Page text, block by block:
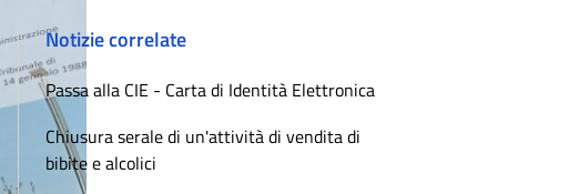
Notizie correlate
Passa alla CIE - Carta di Identità Elettronica
Chiusura serale di un'attività di vendita di
bibite e alcolici